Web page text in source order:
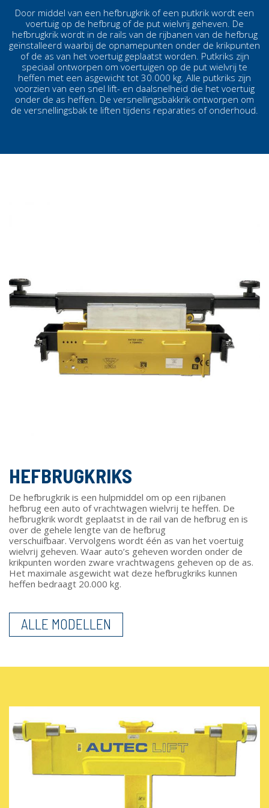
Door middel van een hefbrugkrik of een putkrik wordt een
voertuig op de hefbrug of de put wielvrij geheven. De
hefbrugkrik wordt in de rails van de rijbanen van de hefbrug
geïnstalleerd waarbij de opnamepunten onder de krikpunten
of de as van het voertuig geplaatst worden. Putkriks zijn
speciaal ontworpen om voertuigen op de put wielvrij te
heffen met een asgewicht tot 30.000 kg. Alle putkriks zijn
voorzien van een snel lift- en daalsnelheid die het voertuig
onder de as heffen. De versnellingsbakkrik ontworpen om
de versnellingsbak te liften tijdens reparaties of onderhoud.
HEFBRUGKRIKS
De hefbrugkrik is een hulpmiddel om op een rijbanen
hefbrug een auto of vrachtwagen wielvrij te heffen. De
hefbrugkrik wordt geplaatst in de rail van de hefbrug en is
over de gehele lengte van de hefbrug
verschuifbaar. Vervolgens wordt één as van het voertuig
wielvrij geheven. Waar auto’s geheven worden onder de
krikpunten worden zware vrachtwagens geheven op de as.
Het maximale asgewicht wat deze hefbrugkriks kunnen
heffen bedraagt 20.000 kg.
ALLE MODELLEN